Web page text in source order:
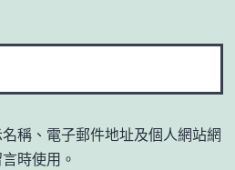
稱、電子郵件地址及個人網站網
時使用。